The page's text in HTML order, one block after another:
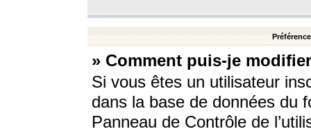
» Comment puis-je
Si vous êtes un utilisateur
dans la base de données du
Panneau de Contrôle de